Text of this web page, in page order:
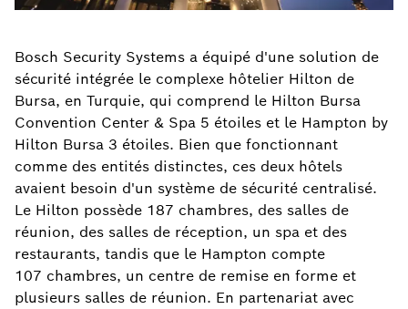
Bosch Security Systems a équipé d'une solution de
sécurité intégrée le complexe hôtelier Hilton de
Bursa, en Turquie, qui comprend le Hilton Bursa
Convention Center & Spa 5 étoiles et le Hampton by
Hilton Bursa 3 étoiles. Bien que fonctionnant
comme des entités distinctes, ces deux hôtels
avaient besoin d'un système de sécurité centralisé.
Le Hilton possède 187 chambres, des salles de
réunion, des salles de réception, un spa et des
restaurants, tandis que le Hampton compte
107 chambres, un centre de remise en forme et
plusieurs salles de réunion. En partenariat avec